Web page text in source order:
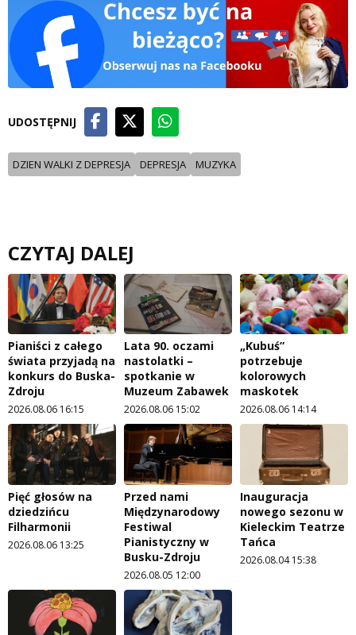
UDOSTĘPNIJ
DZIEN WALKI Z DEPRESJA DEPRESJA MUZYKA
CZYTAJ DALEJ
Pianiści z całego
świata przyjadą na
konkurs do Buska-
Zdroju
2026.08.06 16:15
Lata 90. oczami
nastolatki –
spotkanie w
Muzeum Zabawek
2026.08.06 15:02
„Kubuś”
potrzebuje
kolorowych
maskotek
2026.08.06 14:14
Pięć głosów na
dziedzińcu
Filharmonii
2026.08.06 13:25
Przed nami
Międzynarodowy
Festiwal
Pianistyczny w
Busku-Zdroju
2026.08.05 12:00
Inauguracja
nowego sezonu w
Kieleckim Teatrze
Tańca
2026.08.04 15:38